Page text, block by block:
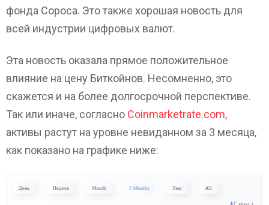
фонда Сороса. Это также хорошая новость для
всей индустрии цифровых валют.
Эта новость оказала прямое положительное
влияние на цену Биткойнов. Несомненно, это
скажется и на более долгосрочной перспективе.
Так или иначе, согласно Coinmarketrate.com,
активы растут на уровне невиданном за 3 месяца,
как показано на графике ниже: